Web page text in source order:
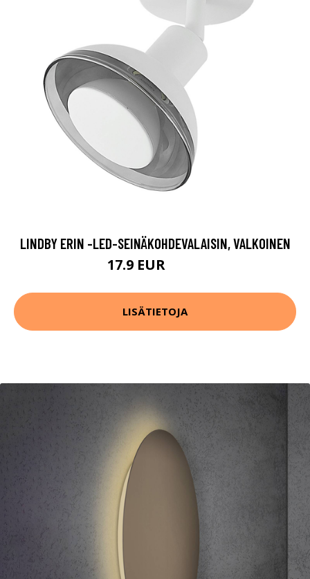
LINDBY ERIN -LED-SEINÄKOHDEVALAISIN, VALKOINEN
17.9 EUR
LISÄTIETOJA